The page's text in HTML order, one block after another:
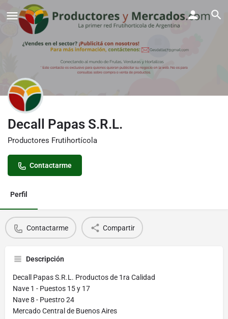
Decall Papas S.R.L.
Productores Frutihortícola
Contactarme
Perfil
Contactarme Compartir
Descripción
Decall Papas S.R.L. Productos de 1ra Calidad
Nave 1 - Puestos 15 y 17
Nave 8 - Puestro 24
Mercado Central de Buenos Aires